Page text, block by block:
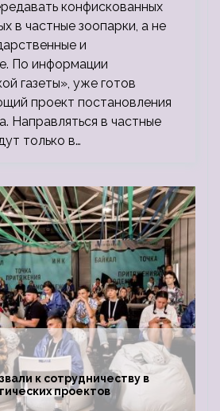
конфискованных
в частные зоопарки, а не
и
По информации
газеты», уже готов
проект постановления
Направляться в частные
только в…
к сотрудничеству в
проектов